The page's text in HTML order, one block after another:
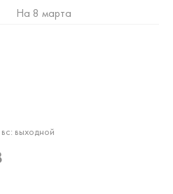
На 8 марта
выходной